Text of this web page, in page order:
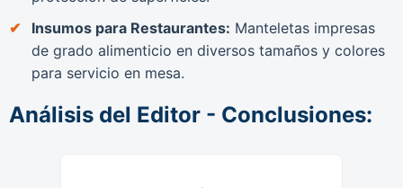
Insumos para Restaurantes: Manteletas impresas
de grado alimenticio en diversos tamaños y colores
para servicio en mesa.
Análisis del Editor - Conclusiones: